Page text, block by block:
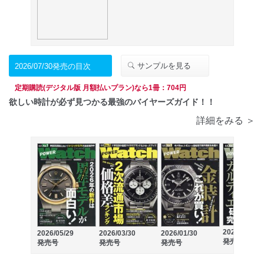
2026/07/30発売の目次 サンプルを見る
定期購読(デジタル版 月額払いプラン)なら1冊：704円
欲しい時計が必ず見つかる最強のバイヤーズガイド！！
詳細をみる ＞
2026/05/29
発売号
2026/03/30
発売号
2026/01/30
発売号
2025/11/29
発売号